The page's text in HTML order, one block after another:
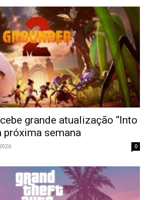
grande atualização “Into
próxima semana
0